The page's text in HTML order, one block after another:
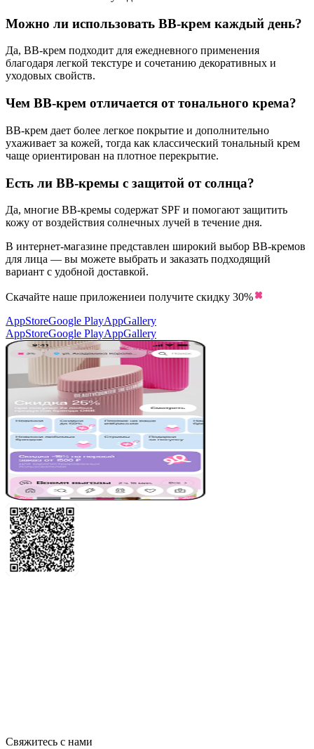
Можно ли использовать BB-крем каждый день?
Да, BB-крем подходит для ежедневного применения
благодаря легкой текстуре и сочетанию декоративных и
уходовых свойств.
Чем BB-крем отличается от тонального крема?
BB-крем дает более легкое покрытие и дополнительно
ухаживает за кожей, тогда как классический тональный крем
чаще ориентирован на плотное перекрытие.
Есть ли BB-кремы с защитой от солнца?
Да, многие BB-кремы содержат SPF и помогают защитить
кожу от воздействия солнечных лучей в течение дня.
В интернет-магазине представлен широкий выбор BB-кремов
для лица — вы можете выбрать и заказать подходящий
вариант с удобной доставкой.
Скачайте наше приложениеи получите скидку 30%
AppStoreGoogle PlayAppGallery
AppStoreGoogle PlayAppGallery
Свяжитесь с нами